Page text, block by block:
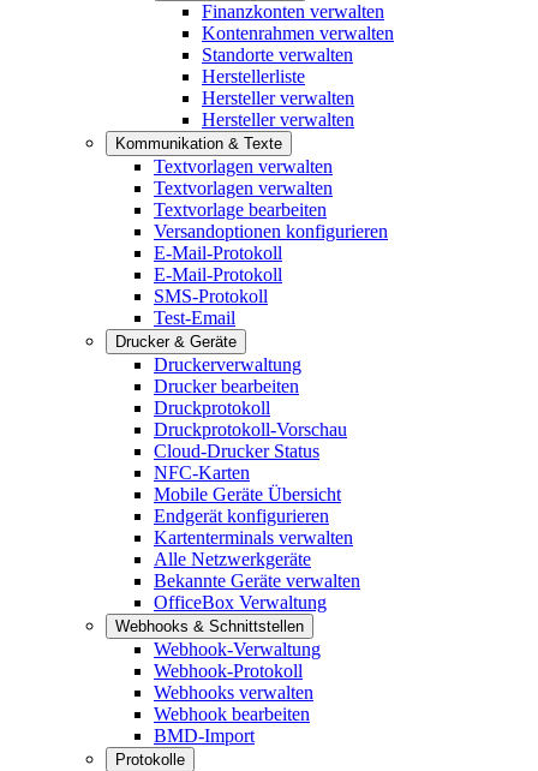
Finanzkonten verwalten
Kontenrahmen verwalten
Standorte verwalten
Herstellerliste
Hersteller verwalten
Hersteller verwalten
Kommunikation & Texte
Textvorlagen verwalten
Textvorlagen verwalten
Textvorlage bearbeiten
Versandoptionen konfigurieren
E-Mail-Protokoll
E-Mail-Protokoll
SMS-Protokoll
Test-Email
Drucker & Geräte
Druckerverwaltung
Drucker bearbeiten
Druckprotokoll
Druckprotokoll-Vorschau
Cloud-Drucker Status
NFC-Karten
Mobile Geräte Übersicht
Endgerät konfigurieren
Kartenterminals verwalten
Alle Netzwerkgeräte
Bekannte Geräte verwalten
OfficeBox Verwaltung
Webhooks & Schnittstellen
Webhook-Verwaltung
Webhook-Protokoll
Webhooks verwalten
Webhook bearbeiten
BMD-Import
Protokolle